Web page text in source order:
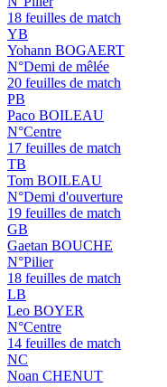
18 feuilles de match
YB
Yohann BOGAERT
N°Demi de mêlée
20 feuilles de match
PB
Paco BOILEAU
N°Centre
17 feuilles de match
TB
Tom BOILEAU
N°Demi d'ouverture
19 feuilles de match
GB
Gaetan BOUCHE
N°Pilier
18 feuilles de match
LB
Leo BOYER
N°Centre
14 feuilles de match
NC
Noan CHENUT